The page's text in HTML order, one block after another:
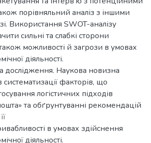
порівняльний аналіз з іншими
Використання SWOT-аналізу
сильні та слабкі сторони
можливості й загрози в умовах
діяльності.
дослідження. Наукова новизна
систематизації факторів, що
логістичних підходів
та обґрунтуванні рекомендацій
в умовах здійснення
діяльності.